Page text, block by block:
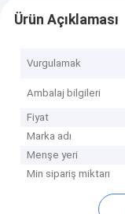
Ürün Açıklaması
Vurgulamak
Ambalaj bilgileri
Fiyat
Marka adı
Menşe yeri
Min sipariş miktarı